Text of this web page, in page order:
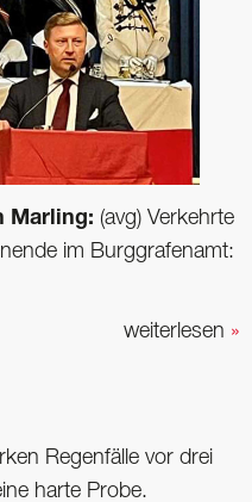
Marling: (avg) Verkehrte
im Burggrafenamt:
weiterlesen »
Regenfälle vor drei
harte Probe.